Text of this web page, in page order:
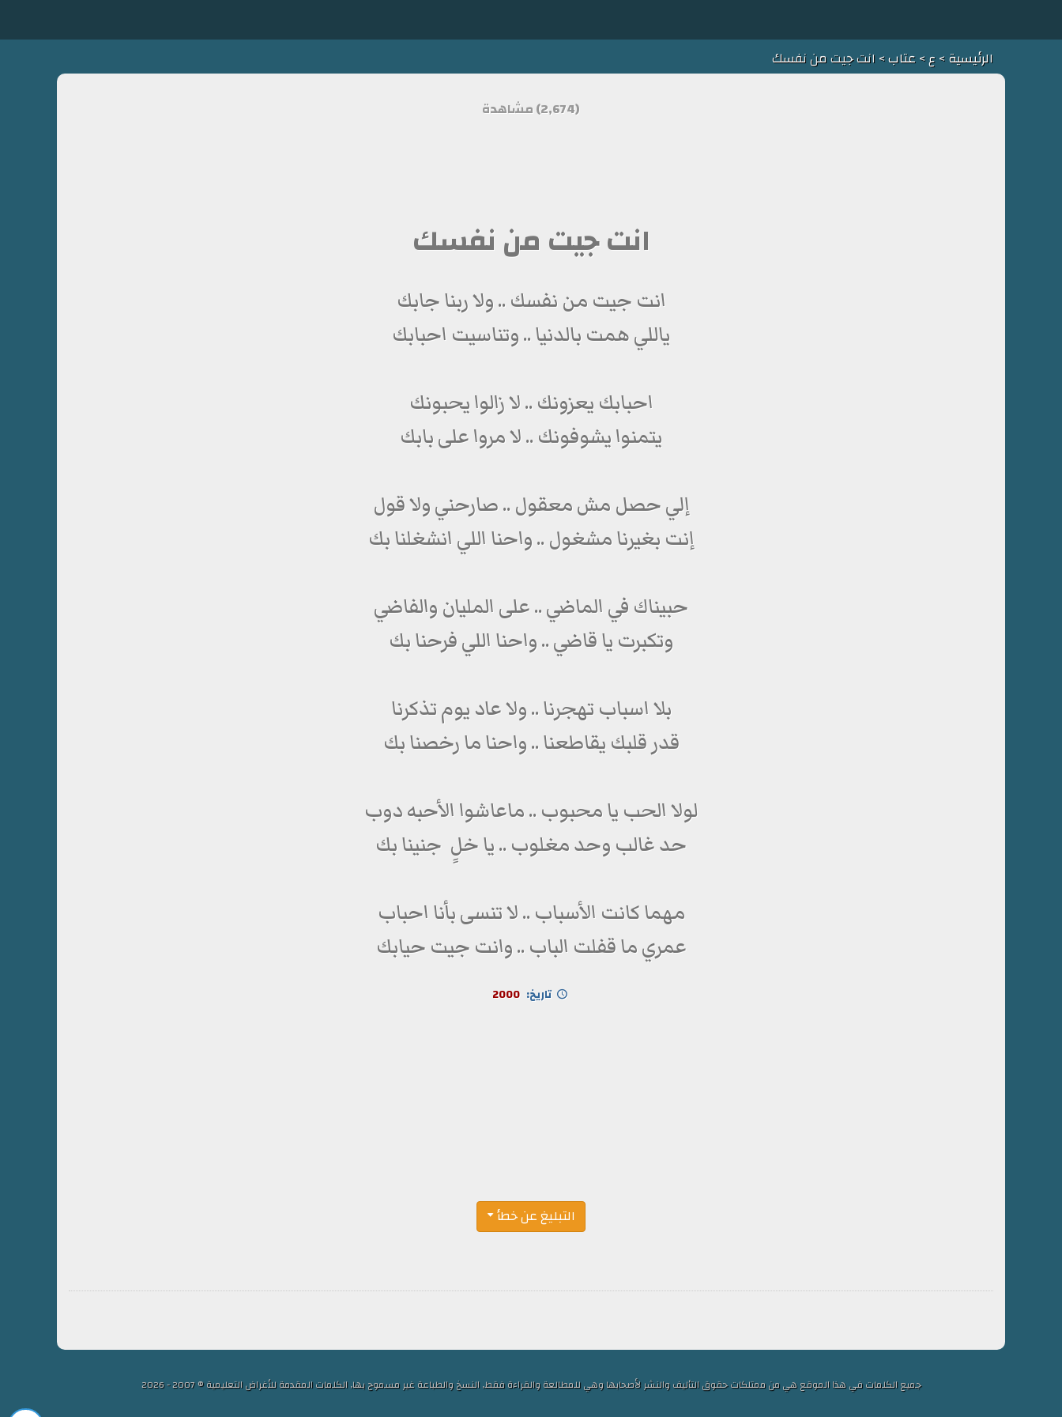
الرئيسية>ع>عتاب> انت جيت من نفسك
(2,674) مشاهدة
انت جيت من نفسك
انت جيت من نفسك .. ولا ربنا جابك
ياللي همت بالدنيا .. وتناسيت احبابك
احبابك يعزونك .. لا زالوا يحبونك
يتمنوا يشوفونك .. لا مروا على بابك
إلي حصل مش معقول .. صارحني ولا قول
إنت بغيرنا مشغول .. واحنا اللي انشغلنا بك
حبيناك في الماضي .. على المليان والفاضي
وتكبرت يا قاضي .. واحنا اللي فرحنا بك
بلا اسباب تهجرنا .. ولا عاد يوم تذكرنا
قدر قلبك يقاطعنا .. واحنا ما رخصنا بك
لولا الحب يا محبوب .. ماعاشوا الأحبه دوب
حد غالب وحد مغلوب .. يا خلٍ جنينا بك
مهما كانت الأسباب .. لا تنسى بأنا احباب
عمري ما قفلت الباب .. وانت جيت حيابك
تاريخ: 2000
التبليغ عن خطأ
جميع الكلمات في هذا الموقع هي من ممتلكات حقوق التأليف والنشر لأصحابها وهي للمطالعة والقراءة فقط, النسخ والطباعة غير مسموح بها, الكلمات المقدمة للأغراض التعليمية © 2007 - 2026